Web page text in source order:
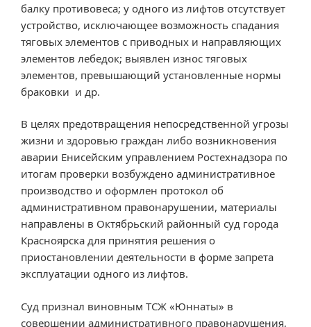
балку противовеса; у одного из лифтов отсутствует
устройство, исключающее возможность спадания
тяговых элементов с приводных и направляющих
элементов лебедок; выявлен износ тяговых
элементов, превышающий установленные нормы
браковки и др.
В целях предотвращения непосредственной угрозы
жизни и здоровью граждан либо возникновения
аварии Енисейским управлением Ростехнадзора по
итогам проверки возбуждено административное
производство и оформлен протокол об
административном правонарушении, материалы
направлены в Октябрьский районный суд города
Красноярска для принятия решения о
приостановлении деятельности в форме запрета
эксплуатации одного из лифтов.
Суд признал виновным ТСЖ «Юннаты» в
совершении административного правонарушения,